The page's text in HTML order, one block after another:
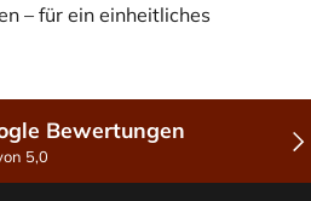
– für ein einheitliches
Bewertungen
5,0